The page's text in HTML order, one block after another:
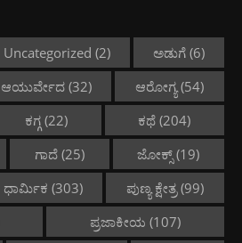
Uncategorized (2) ಅಡುಗೆ (6)
ಆಯುರ್ವೇದ(32) ಆರೋಗ್ಯ (54)
ಕಗ್ಗ(22) ಕಥೆ (204)
ಗಾದೆ(25) ಜೋಕ್ಸ್ (19)
ಧಾರ್ಮಿಕ (303) ಪುಣ್ಯ ಕ್ಷೇತ್ರ(99)
ಪ್ರಜಾಕೀಯ (107)